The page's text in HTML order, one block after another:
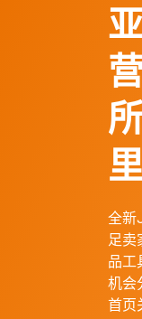
全新
足卖
品工
机会
首页